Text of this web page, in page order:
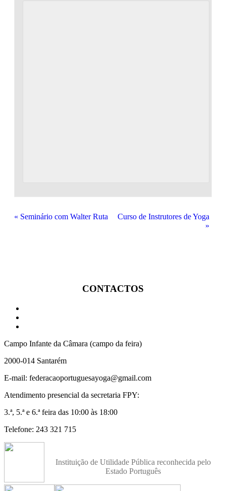
« Seminário com Walter Ruta
Curso de Instrutores de Yoga
»
CONTACTOS
Campo Infante da Câmara (campo da feira)
2000-014 Santarém
E-mail: federacaoportuguesayoga@gmail.com
Atendimento presencial da secretaria FPY:
3.ª, 5.ª e 6.ª feira das 10:00 às 18:00
Telefone: 243 321 715
Instituição de Utilidade Pública reconhecida pelo
Estado Português